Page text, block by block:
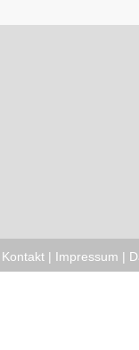
Kontakt | Impressum |